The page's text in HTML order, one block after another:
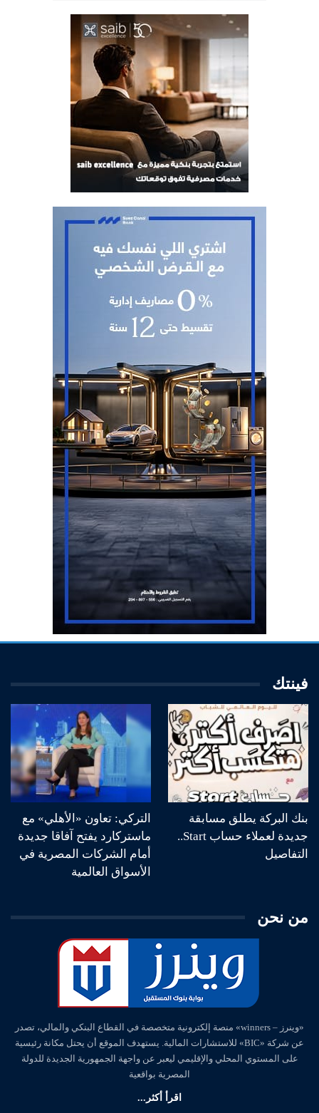
فينتك
بنك البركة يطلق مسابقة
جديدة لعملاء حساب Start..
التفاصيل
التركي: تعاون «الأهلي» مع
ماستركارد يفتح آفاقا جديدة
أمام الشركات المصرية في
الأسواق العالمية
من نحن
«وينرز – winners» منصة إلكترونية متخصصة في القطاع البنكي والمالي، تصدر
عن شركة «BIC» للاستشارات المالية. يستهدف الموقع أن يحتل مكانة رئيسية
على المستوي المحلي والإقليمي ليعبر عن واجهة الجمهورية الجديدة للدولة
المصرية بواقعية
اقرأ أكثر...